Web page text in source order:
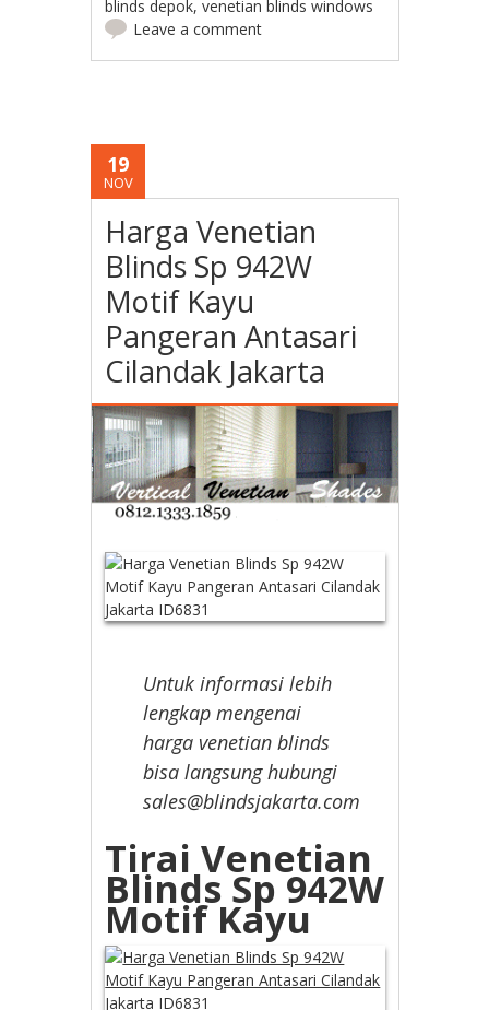
blinds depok,venetian blinds windows
Leave a comment
19
NOV
Harga Venetian
Blinds Sp 942W
Motif Kayu
Pangeran Antasari
Cilandak Jakarta
Untuk informasi lebih
lengkap mengenai
harga venetian blinds
bisa langsung hubungi
sales@blindsjakarta.com
Tirai Venetian
Blinds Sp 942W
Motif Kayu